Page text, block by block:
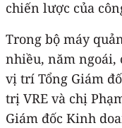
chiến lược của
Trong bộ máy
nhiều, năm ngoái,
vị trí Tổng Giám
trị VRE và chị
Giám đốc Kinh